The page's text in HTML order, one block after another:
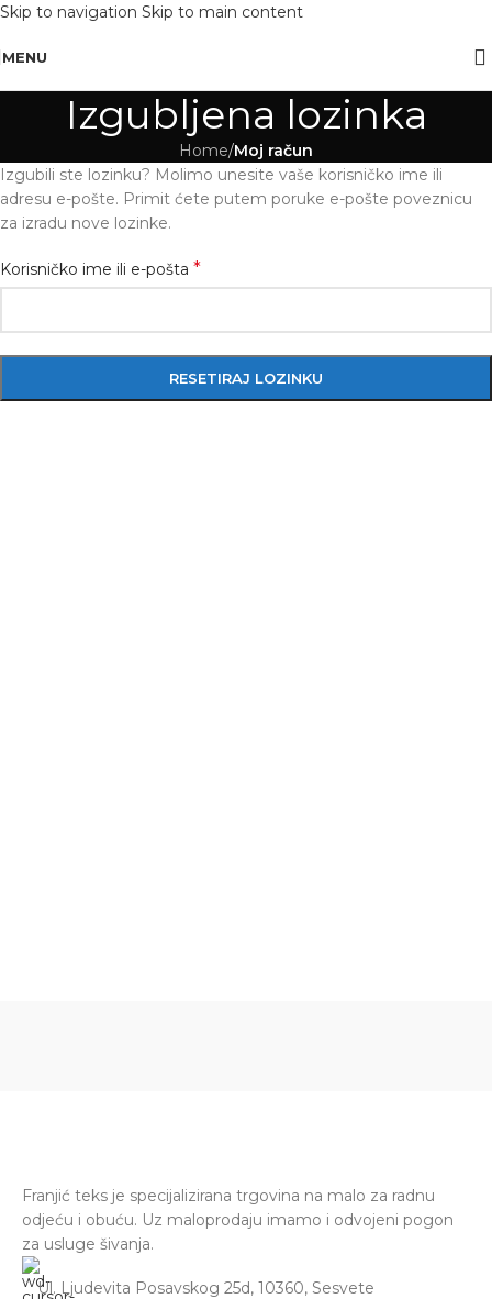
Skip to navigation Skip to main content
OBAVIJEST: Maloprodaja je zatvorena od 10.12. -13.12.2025 radi inventure.
MENU
Izgubljena lozinka
Home/Moj račun
Izgubili ste lozinku? Molimo unesite vaše korisničko ime ili
adresu e-pošte. Primit ćete putem poruke e-pošte poveznicu
za izradu nove lozinke.
Korisničko ime ili e-pošta *
RESETIRAJ LOZINKU
Franjić teks je specijalizirana trgovina na malo za radnu
odjeću i obuću. Uz maloprodaju imamo i odvojeni pogon
za usluge šivanja.
Ul. Ljudevita Posavskog 25d, 10360, Sesvete